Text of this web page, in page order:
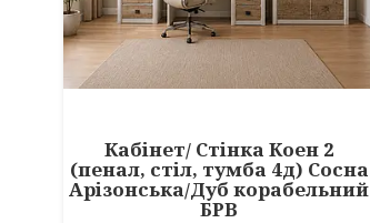
Кабінет/ Стінка Коен 2
(пенал, стіл, тумба 4д) Сосна
Арізонська/Дуб корабельний
БРВ